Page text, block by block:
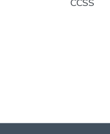
CCSS